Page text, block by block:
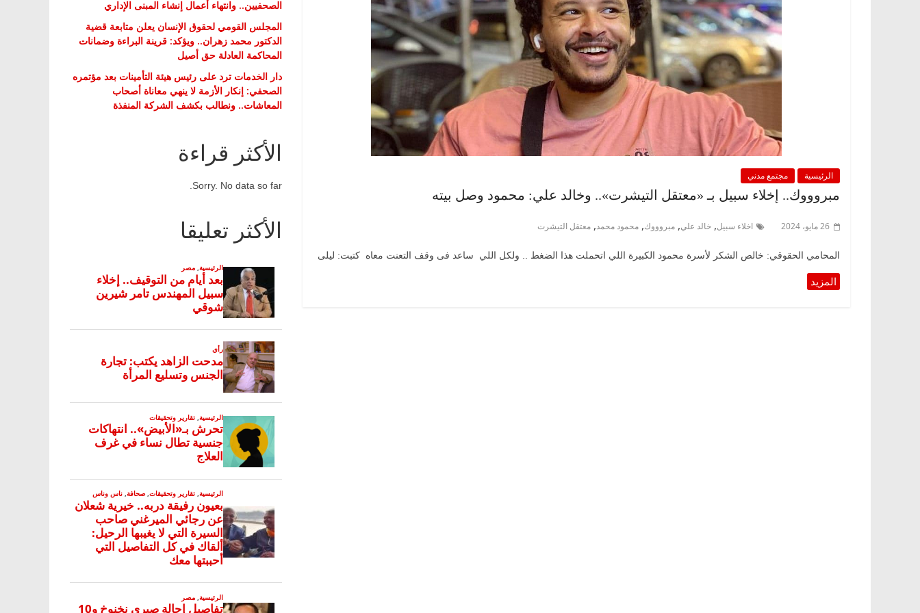
الرئيسية مجتمع مدني
مبروووك.. إخلاء سبيل بـ «معتقل التيشرت».. وخالد علي: محمود وصل بيته
26 مايو، 2024 اخلاء سبيل, خالد علي, مبروووك, محمود محمد, معتقل التيشرت
المحامي الحقوقي: خالص الشكر لأسرة محمود الكبيرة اللي اتحملت هذا الضغط .. ولكل اللي ساعد فى وقف التعنت معاه كتبت: ليلى
الصحفيين.. وانتهاء أعمال إنشاء المبنى الإداري
المجلس القومي لحقوق الإنسان يعلن متابعة قضية
الدكتور محمد زهران.. ويؤكد: قرينة البراءة وضمانات
المحاكمة العادلة حق أصيل
دار الخدمات ترد على رئيس هيئة التأمينات بعد مؤتمره
الصحفي: إنكار الأزمة لا ينهي معاناة أصحاب
المعاشات.. ونطالب بكشف الشركة المنفذة
الأكثر قراءة
Sorry. No data so far.
الأكثر تعليقا